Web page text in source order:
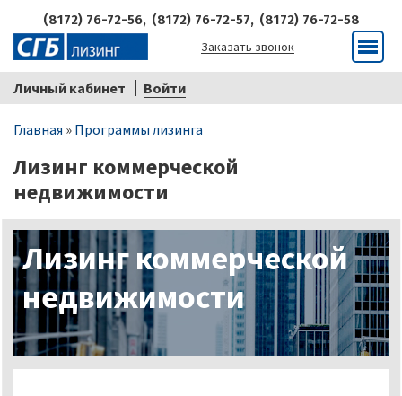
(8172) 76-72-56, (8172) 76-72-57, (8172) 76-72-58
Заказать звонок
Личный кабинет Войти
Меню
Строка
Главная Программы лизинга
Лизинг коммерческой
недвижимости
Лизинг коммерческой
недвижимости